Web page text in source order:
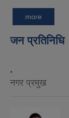
more
जन प्रतिनिधि
.
नगर प्रमुख